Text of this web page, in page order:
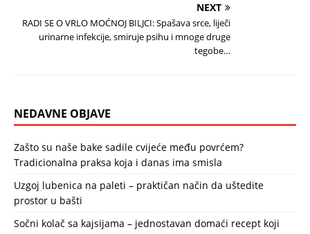
NEXT
RADI SE O VRLO MOĆNOJ BILJCI: Spašava srce, liječi
urinarne infekcije, smiruje psihu i mnoge druge
tegobe…
NEDAVNE OBJAVE
Zašto su naše bake sadile cvijeće među povrćem?
Tradicionalna praksa koja i danas ima smisla
Uzgoj lubenica na paleti – praktičan način da uštedite
prostor u bašti
Sočni kolač sa kajsijama – jednostavan domaći recept koji